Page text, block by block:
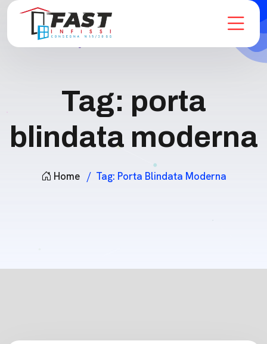
Tag: porta
blindata moderna
Home Tag: Porta Blindata Moderna